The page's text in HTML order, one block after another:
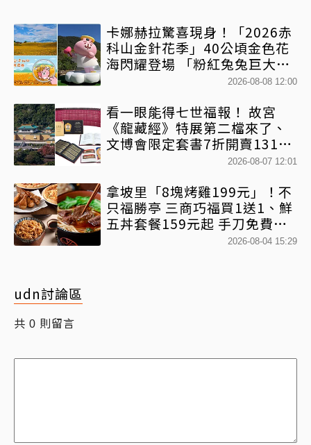
卡娜赫拉驚喜現身！「2026赤
科山金針花季」40公頃金色花
海閃耀登場 「粉紅兔兔巨大氣
球+超狂500樂遊券」快追
2026-08-08 12:00
看一眼能得七世福報！ 故宮
《龍藏經》特展第二檔來了、
文博會限定套書7折開賣131萬
網驚：貧窮限制想像2026-08-07 12:01
拿坡里「8塊烤雞199元」！不
只福勝亭 三商巧福買1送1、鮮
五丼套餐159元起 手刀免費領
2026-08-04 15:29
udn討論區
共 0 則留言